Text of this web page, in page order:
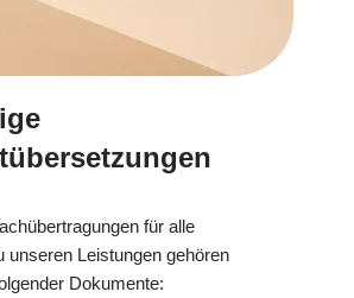
für alle
unseren Leistungen gehören
Dokumente: